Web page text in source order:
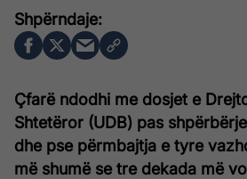
Çfarë ndodhi me dosjet e
Shtetëror (UDB) pas
dhe pse përmbajtja e tyre
më shumë se tre dekada më